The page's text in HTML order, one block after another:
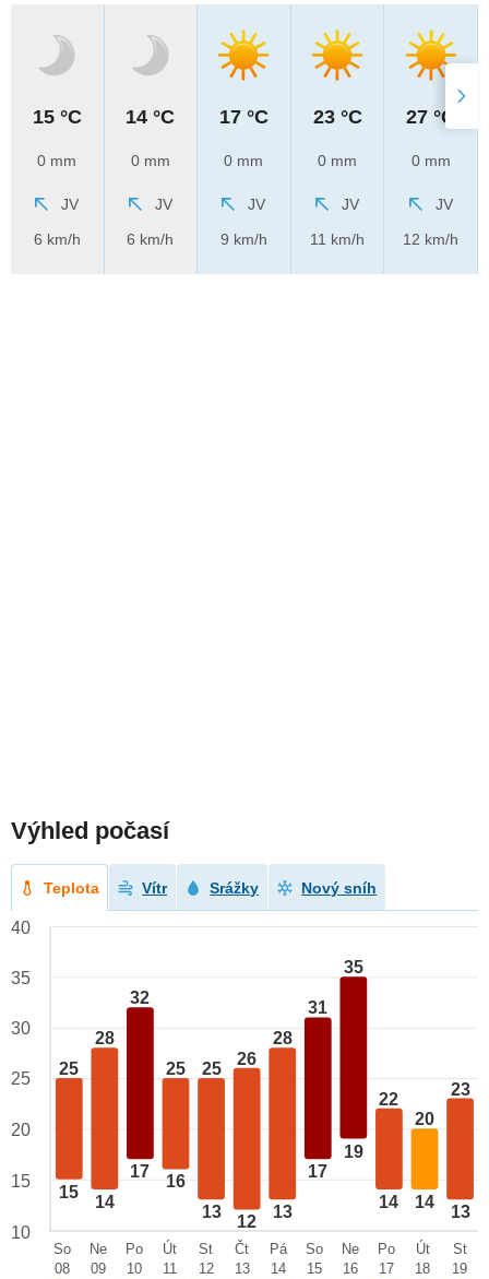
15 °C
0 mm
JV
6 km/h
14 °C
0 mm
JV
6 km/h
17 °C
0 mm
JV
9 km/h
23 °C
0 mm
JV
11 km/h
27 °C
0 mm
JV
12 km/h
Výhled počasí
Teplota Vítr Srážky Nový sníh
25
15
28
14
32
17
25
16
25
13
26
12
28
13
31
17
35
19
22
14
20
14
23
13
40
35
30
25
20
15
10
So
08
Ne
09
Po
10
Út
11
St
12
Čt
13
Pá
14
So
15
Ne
16
Po
17
Út
18
St
19